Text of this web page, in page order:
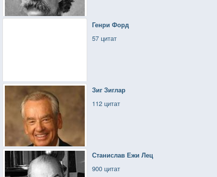
Генри Форд
57 цитат
Зиг Зиглар
112 цитат
Станислав Ежи Лец
900 цитат